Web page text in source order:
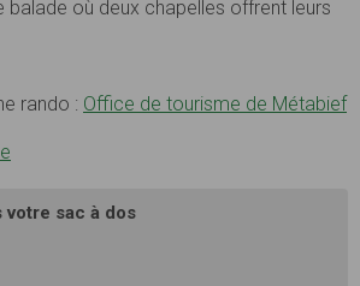
balade où deux chapelles offrent leurs
rando : Office de tourisme de Métabief
sac à dos